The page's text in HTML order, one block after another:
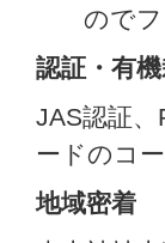
ので
認証・有
JAS認証
ードのコ
地域密着